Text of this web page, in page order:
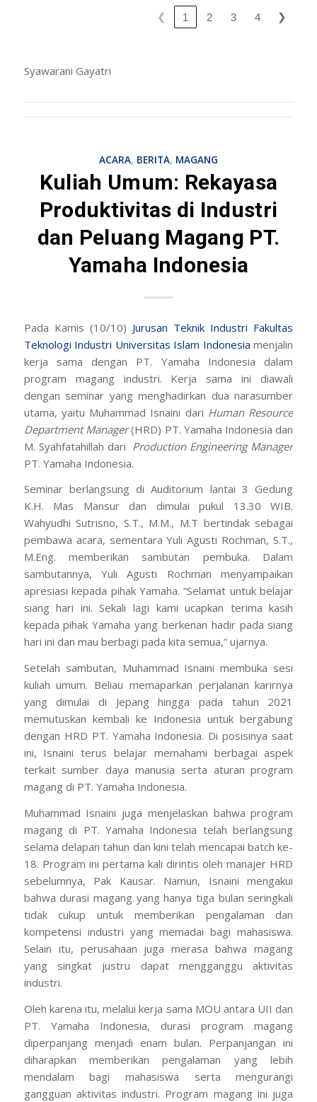
❮ 1 2 3 4 ❯
Syawarani Gayatri
ACARA, BERITA, MAGANG
Kuliah Umum: Rekayasa
Produktivitas di Industri
dan Peluang Magang PT.
Yamaha Indonesia
Pada Kamis (10/10) Jurusan Teknik Industri Fakultas
Teknologi Industri Universitas Islam Indonesia menjalin
kerja sama dengan PT. Yamaha Indonesia dalam
program magang industri. Kerja sama ini diawali
dengan seminar yang menghadirkan dua narasumber
utama, yaitu Muhammad Isnaini dari Human Resource
DepartmentManager(HRD) PT. Yamaha Indonesia dan
M. Syahfatahillah dari Production Engineering Manager
PT. Yamaha Indonesia.
Seminar berlangsung di Auditorium lantai 3 Gedung
K.H. Mas Mansur dan dimulai pukul 13.30 WIB.
Wahyudhi Sutrisno, S.T., M.M., M.T bertindak sebagai
pembawa acara, sementara Yuli Agusti Rochman, S.T.,
M.Eng. memberikan sambutan pembuka. Dalam
sambutannya, Yuli Agusti Rochman menyampaikan
apresiasi kepada pihak Yamaha. “Selamat untuk belajar
siang hari ini. Sekali lagi kami ucapkan terima kasih
kepada pihak Yamaha yang berkenan hadir pada siang
hari ini dan mau berbagi pada kita semua,” ujarnya.
Setelah sambutan, Muhammad Isnaini membuka sesi
kuliah umum. Beliau memaparkan perjalanan karirnya
yang dimulai di Jepang hingga pada tahun 2021
memutuskan kembali ke Indonesia untuk bergabung
dengan HRD PT. Yamaha Indonesia. Di posisinya saat
ini, Isnaini terus belajar memahami berbagai aspek
terkait sumber daya manusia serta aturan program
magang di PT. Yamaha Indonesia.
Muhammad Isnaini juga menjelaskan bahwa program
magang di PT. Yamaha Indonesia telah berlangsung
selama delapan tahun dan kini telah mencapaibatchke-
18. Program ini pertama kali dirintis oleh manajer HRD
sebelumnya, Pak Kausar. Namun, Isnaini mengakui
bahwa durasi magang yang hanya tiga bulan seringkali
tidak cukup untuk memberikan pengalaman dan
kompetensi industri yang memadai bagi mahasiswa.
Selain itu, perusahaan juga merasa bahwa magang
yang singkat justru dapat mengganggu aktivitas
industri.
Oleh karena itu, melalui kerja sama MOU antara UII dan
PT. Yamaha Indonesia, durasi program magang
diperpanjang menjadi enam bulan. Perpanjangan ini
diharapkan memberikan pengalaman yang lebih
mendalam bagi mahasiswa serta mengurangi
gangguan aktivitas industri. Program magang ini juga